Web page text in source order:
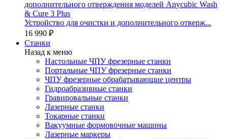
Устройство для очистки и дополнительного отверж...
16 990 ₽
Станки
Назад к меню
Настольные ЧПУ фрезерные станки
Портальные ЧПУ фрезерные станки
ЧПУ фрезерные обрабатывающие центры
Гидроабразивные станки
Гравировальные станки
Лазерные станки
Токарные станки
Вакуумные формовочные машины
Лазерные маркеры